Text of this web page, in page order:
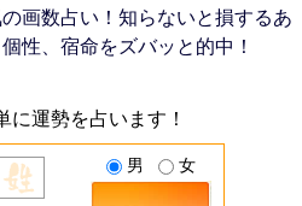
画数占い！知らないと損するあ
性、宿命をズバッと的中！
に運勢を占います！
男 女